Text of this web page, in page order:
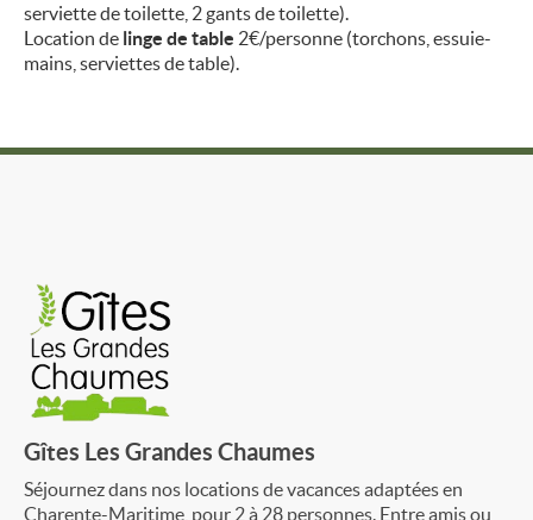
serviette de toilette, 2 gants de toilette).
Location de linge de table 2€/personne (torchons, essuie-
mains, serviettes de table).
Gîtes Les Grandes Chaumes
Séjournez dans nos locations de vacances adaptées en
Charente-Maritime, pour 2 à 28 personnes. Entre amis ou